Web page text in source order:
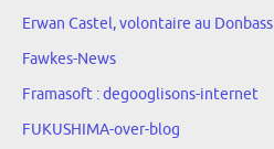
Erwan Castel, volontaire au Donbass
Fawkes-News
Framasoft : degooglisons-internet
FUKUSHIMA-over-blog